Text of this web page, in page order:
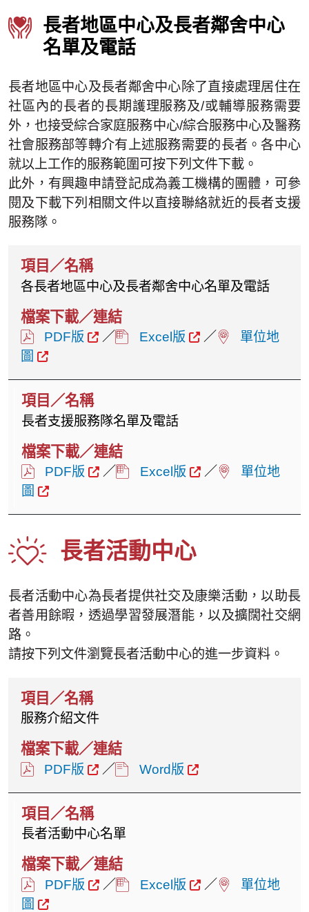
長者地區中心及長者鄰舍中心
名單及電話
長者地區中心及長者鄰舍中心除了直接處理居住在
社區內的長者的長期護理服務及/或輔導服務需要
外，也接受綜合家庭服務中心/綜合服務中心及醫務
社會服務部等轉介有上述服務需要的長者。各中心
就以上工作的服務範圍可按下列文件下載。
此外，有興趣申請登記成為義工機構的團體，可參
閱及下載下列相關文件以直接聯絡就近的長者支援
服務隊。
各長者地區中心及長者鄰舍中心名單及電話
PDF版 ／ Excel版 ／
單位地
圖
長者支援服務隊名單及電話
PDF版 ／ Excel版 ／
單位地
圖
長者活動中心
長者活動中心為長者提供社交及康樂活動，以助長
者善用餘暇，透過學習發展潛能，以及擴闊社交網
路。
請按下列文件瀏覽長者活動中心的進一步資料。
服務介紹文件
PDF版 ／ Word版
長者活動中心名單
PDF版 ／ Excel版 ／
單位地
圖